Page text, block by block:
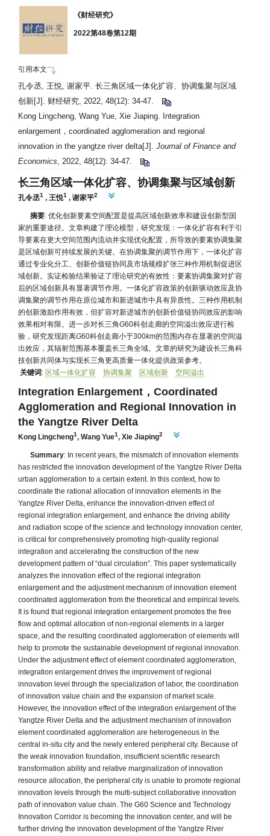
《财经研究》
2022第48卷第12期
引用本文
孔令丞, 王悦, 谢家平. 长三角区域一体化扩容、协调集聚与区域
创新[J]. 财经研究, 2022, 48(12): 34-47.
Kong Lingcheng, Wang Yue, Xie Jiaping. Integration
enlargement，coordinated agglomeration and regional
innovation in the yangtze river delta[J].Journal of Finance and
Economics, 2022, 48(12): 34-47.
长三角区域一体化扩容、协调集聚与区域创新
孔令丞1 ,王悦1 ,谢家平2
摘要: 优化创新要素空间配置是提高区域创新效率和建设创新型国
家的重要途径。文章构建了理论模型，研究发现：一体化扩容有利于引
导要素在更大空间范围内流动并实现优化配置，所导致的要素协调集聚
是区域创新可持续发展的关键。在协调集聚的调节作用下，一体化扩容
通过专业化分工、创新价值链协同及市场规模扩张三种作用机制促进区
域创新。实证检验结果验证了理论研究的有效性：要素协调集聚对扩容
后的区域创新具有显著调节作用。一体化扩容政策的创新驱动效应及协
调集聚的调节作用在原位城市和新进城市中具有异质性。三种作用机制
的创新激励作用有效，但扩容对新进城市的创新价值链协同效应的影响
效果相对有限。进一步对长三角G60科创走廊的空间溢出效应进行检
验，研究发现距离G60科创走廊小于300km的范围内存在显著的空间溢
出效应，其辐射范围基本覆盖长三角全域。文章的研究为建设长三角科
技创新共同体与实现长三角更高质量一体化提供政策参考。
关键词 : 区域一体化扩容 协调集聚 区域创新 空间溢出
Integration Enlargement，Coordinated
Agglomeration and Regional Innovation in
the Yangtze River Delta
Kong Lingcheng1 ,Wang Yue1 ,Xie Jiaping2
Summary: In recent years, the mismatch of innovation elements
has restricted the innovation development of the Yangtze River Delta
urban agglomeration to a certain extent. In this context, how to
coordinate the rational allocation of innovation elements in the
Yangtze River Delta, enhance the innovation-driven effect of
regional integration enlargement, and enhance the driving ability
and radiation scope of the science and technology innovation center,
is critical for comprehensively promoting high-quality regional
integration and accelerating the construction of the new
development pattern of “dual circulation”. This paper systematically
analyzes the innovation effect of the regional integration
enlargement and the adjustment mechanism of innovation element
coordinated agglomeration from the theoretical and empirical levels.
It is found that regional integration enlargement promotes the free
flow and optimal allocation of non-regional elements in a larger
space, and the resulting coordinated agglomeration of elements will
help to promote the sustainable development of regional innovation.
Under the adjustment effect of element coordinated agglomeration,
integration enlargement drives the improvement of regional
innovation level through the specialization of labor, the coordination
of innovation value chain and the expansion of market scale.
However, the innovation effect of the integration enlargement of the
Yangtze River Delta and the adjustment mechanism of innovation
element coordinated agglomeration are heterogeneous in the
central in-situ city and the newly entered peripheral city. Because of
the weak innovation foundation, insufficient scientific research
transformation ability and relative marginalization of innovation
resource allocation, the peripheral city is unable to promote regional
innovation levels through the multi-subject collaborative innovation
path of innovation value chain. The G60 Science and Technology
Innovation Corridor is becoming the innovation center, and will be
further driving the innovation development of the Yangtze River